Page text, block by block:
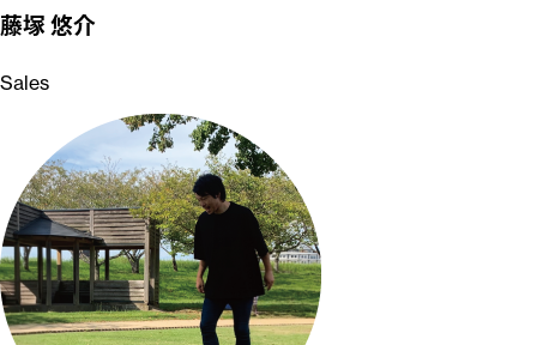
藤塚 悠介
Sales